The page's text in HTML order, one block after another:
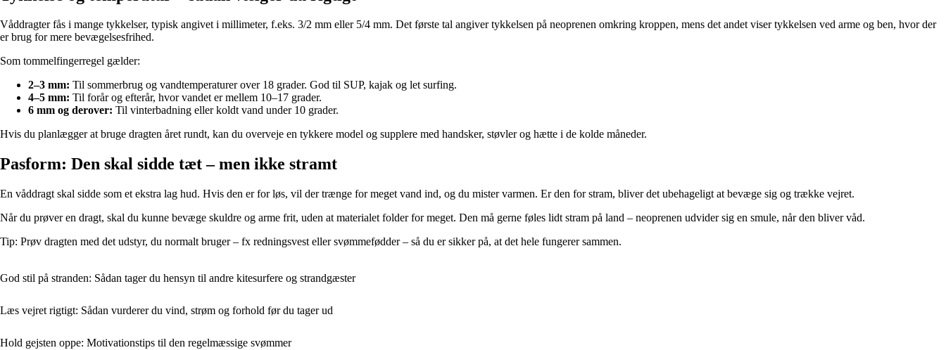
Våddragter fås i mange tykkelser, typisk angivet i millimeter, f.eks. 3/2 mm eller 5/4 mm. Det første tal angiver tykkelsen på neoprenen omkring kroppen, mens det andet viser tykkelsen ved arme og ben, hvor der
er brug for mere bevægelsesfrihed.
Som tommelfingerregel gælder:
2–3 mm: Til sommerbrug og vandtemperaturer over 18 grader. God til SUP, kajak og let surfing.
4–5 mm: Til forår og efterår, hvor vandet er mellem 10–17 grader.
6 mm og derover: Til vinterbadning eller koldt vand under 10 grader.
Hvis du planlægger at bruge dragten året rundt, kan du overveje en tykkere model og supplere med handsker, støvler og hætte i de kolde måneder.
Pasform: Den skal sidde tæt – men ikke stramt
En våddragt skal sidde som et ekstra lag hud. Hvis den er for løs, vil der trænge for meget vand ind, og du mister varmen. Er den for stram, bliver det ubehageligt at bevæge sig og trække vejret.
Når du prøver en dragt, skal du kunne bevæge skuldre og arme frit, uden at materialet folder for meget. Den må gerne føles lidt stram på land – neoprenen udvider sig en smule, når den bliver våd.
Tip: Prøv dragten med det udstyr, du normalt bruger – fx redningsvest eller svømmefødder – så du er sikker på, at det hele fungerer sammen.
God stil på stranden: Sådan tager du hensyn til andre kitesurfere og strandgæster
Læs vejret rigtigt: Sådan vurderer du vind, strøm og forhold før du tager ud
Hold gejsten oppe: Motivationstips til den regelmæssige svømmer